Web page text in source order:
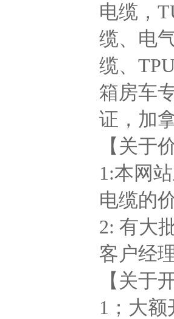
电缆，
缆、电
缆、
箱房车
证，加
【关于
1:本网
电缆的
2: 有大
客户经
【关于
1；大